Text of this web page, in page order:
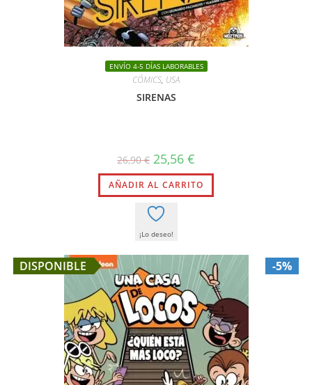
ENVÍO 4-5 DÍAS LABORABLES
CÓMICS, USA
SIRENAS
26,90€ El
precio
original
era:
26,90 €.
25,56 €
actual
es:
25,56 €.
AÑADIR AL CARRITO
¡Lo deseo!
DISPONIBLE -5%